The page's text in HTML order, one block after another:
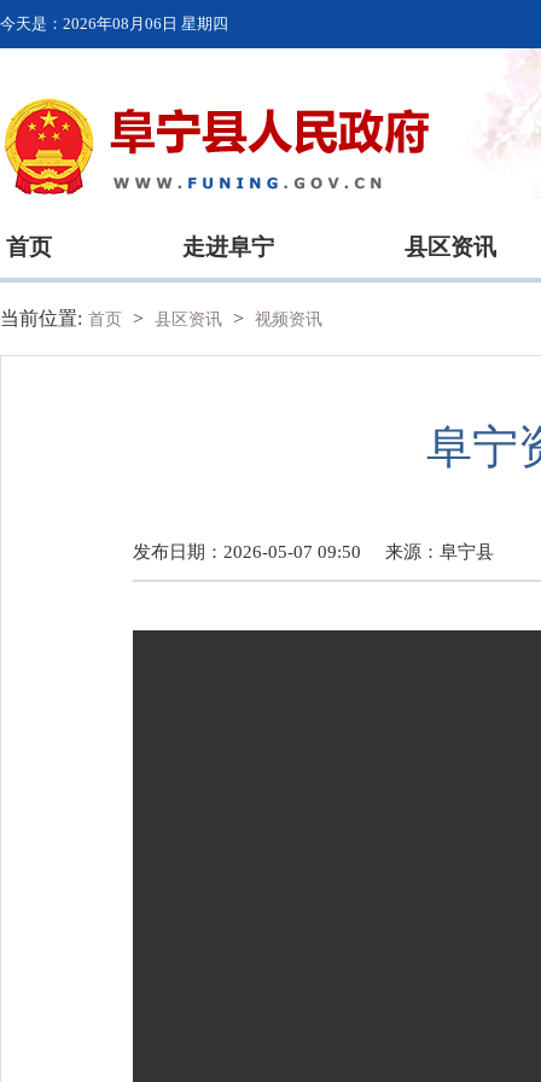
今天是： 2026年08月06日 星期四
首页 走进阜宁 县区资讯
当前位置: 首页 > 县区资讯 > 视频资讯
阜宁
发布日期：2026-05-07 09:50 来源： 阜宁县